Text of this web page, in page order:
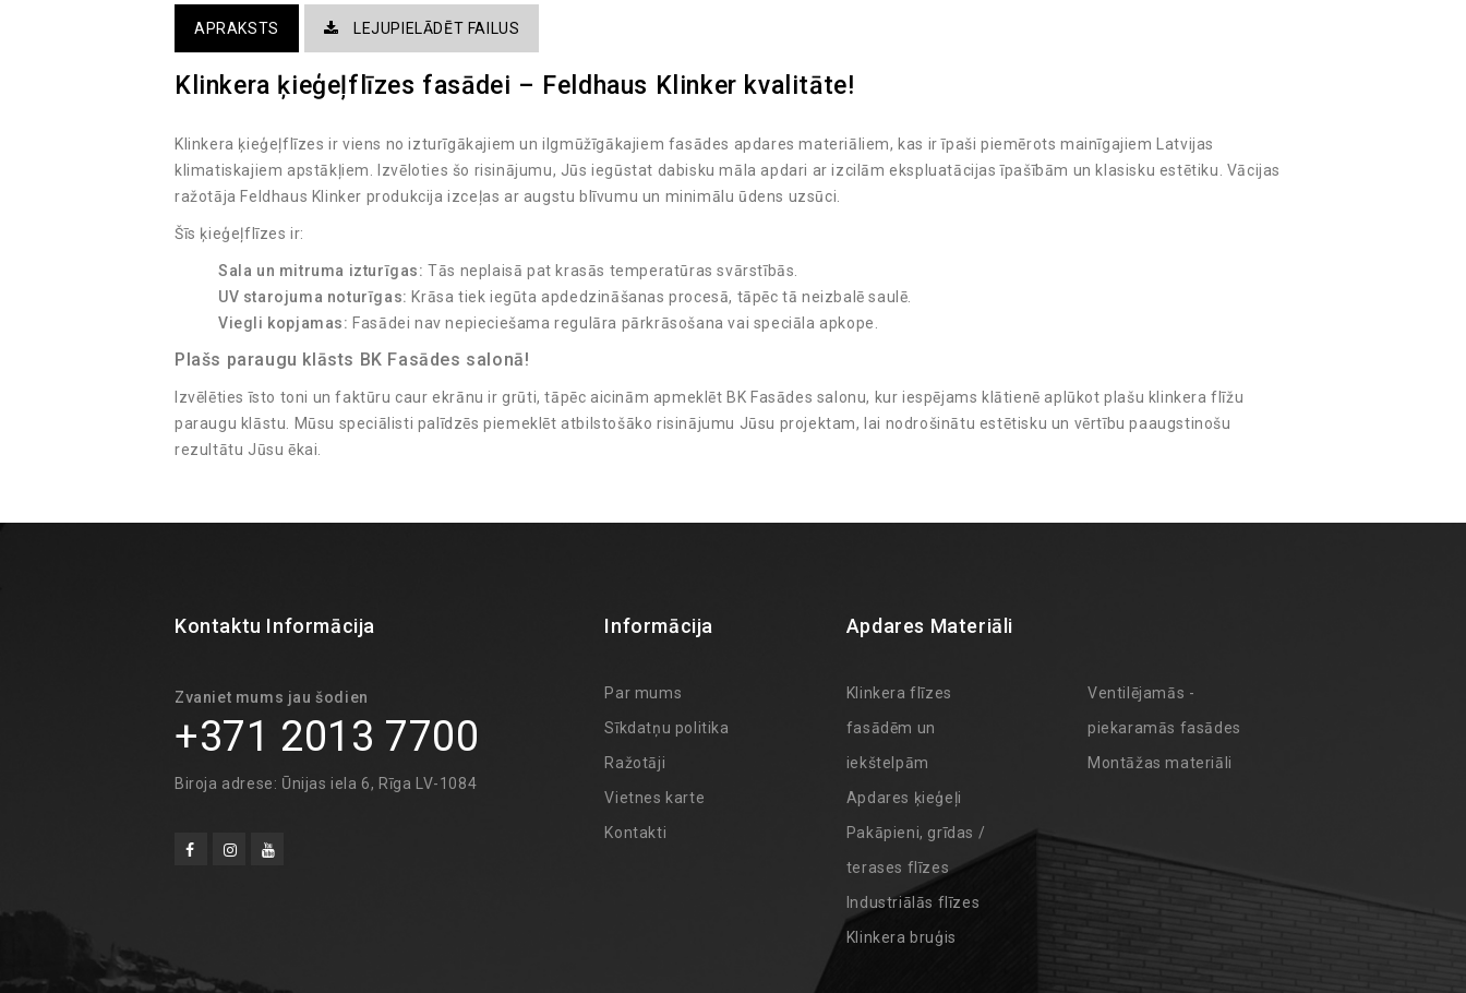
APRAKSTS LEJUPIELĀDĒT FAILUS
Klinkera ķieģeļflīzes fasādei – Feldhaus Klinker kvalitāte!
Klinkera ķieģeļflīzes ir viens no izturīgākajiem un ilgmūžīgākajiem fasādes apdares materiāliem, kas ir īpaši piemērots mainīgajiem Latvijas
klimatiskajiem apstākļiem. Izvēloties šo risinājumu, Jūs iegūstat dabisku māla apdari ar izcilām ekspluatācijas īpašībām un klasisku estētiku. Vācijas
ražotāja Feldhaus Klinker produkcija izceļas ar augstu blīvumu un minimālu ūdens uzsūci.
Šīs ķieģeļflīzes ir:
Sala un mitruma izturīgas: Tās neplaisā pat krasās temperatūras svārstībās.
UV starojuma noturīgas: Krāsa tiek iegūta apdedzināšanas procesā, tāpēc tā neizbalē saulē.
Viegli kopjamas: Fasādei nav nepieciešama regulāra pārkrāsošana vai speciāla apkope.
Plašs paraugu klāsts BK Fasādes salonā!
Izvēlēties īsto toni un faktūru caur ekrānu ir grūti, tāpēc aicinām apmeklēt BK Fasādes salonu, kur iespējams klātienē aplūkot plašu klinkera flīžu
paraugu klāstu. Mūsu speciālisti palīdzēs piemeklēt atbilstošāko risinājumu Jūsu projektam, lai nodrošinātu estētisku un vērtību paaugstinošu
rezultātu Jūsu ēkai.
Kontaktu Informācija
Zvaniet mums jau šodien
+371 2013 7700
Biroja adrese: Ūnijas iela 6, Rīga LV-1084
Informācija
Par mums
Sīkdatņu politika
Ražotāji
Vietnes karte
Kontakti
Apdares Materiāli
Klinkera flīzes
fasādēm un
iekštelpām
Apdares ķieģeļi
Pakāpieni, grīdas /
terases flīzes
Industriālās flīzes
Klinkera bruģis
Ventilējamās -
piekaramās fasādes
Montāžas materiāli